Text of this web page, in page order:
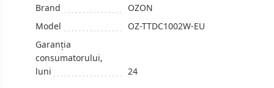
Brand
OZON
Model
OZ-TTDC1002W-EU
Garanția
consumatorului,
luni
24